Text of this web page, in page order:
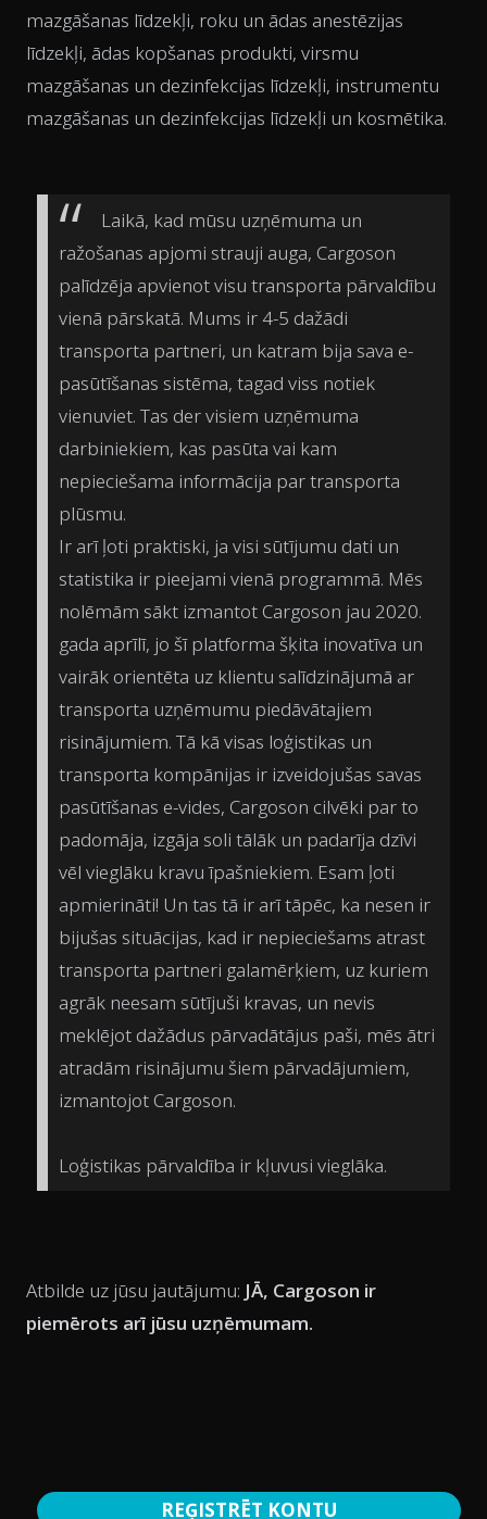
mazgāšanas līdzekļi, roku un ādas anestēzijas
līdzekļi, ādas kopšanas produkti, virsmu
mazgāšanas un dezinfekcijas līdzekļi, instrumentu
mazgāšanas un dezinfekcijas līdzekļi un kosmētika.
Laikā, kad mūsu uzņēmuma un
ražošanas apjomi strauji auga, Cargoson
palīdzēja apvienot visu transporta pārvaldību
vienā pārskatā. Mums ir 4-5 dažādi
transporta partneri, un katram bija sava e-
pasūtīšanas sistēma, tagad viss notiek
vienuviet. Tas der visiem uzņēmuma
darbiniekiem, kas pasūta vai kam
nepieciešama informācija par transporta
plūsmu.
Ir arī ļoti praktiski, ja visi sūtījumu dati un
statistika ir pieejami vienā programmā. Mēs
nolēmām sākt izmantot Cargoson jau 2020.
gada aprīlī, jo šī platforma šķita inovatīva un
vairāk orientēta uz klientu salīdzinājumā ar
transporta uzņēmumu piedāvātajiem
risinājumiem. Tā kā visas loģistikas un
transporta kompānijas ir izveidojušas savas
pasūtīšanas e-vides, Cargoson cilvēki par to
padomāja, izgāja soli tālāk un padarīja dzīvi
vēl vieglāku kravu īpašniekiem. Esam ļoti
apmierināti! Un tas tā ir arī tāpēc, ka nesen ir
bijušas situācijas, kad ir nepieciešams atrast
transporta partneri galamērķiem, uz kuriem
agrāk neesam sūtījuši kravas, un nevis
meklējot dažādus pārvadātājus paši, mēs ātri
atradām risinājumu šiem pārvadājumiem,
izmantojot Cargoson.
Loģistikas pārvaldība ir kļuvusi vieglāka.
Atbilde uz jūsu jautājumu: JĀ, Cargoson ir
piemērots arī jūsu uzņēmumam.
REĢISTRĒT KONTU